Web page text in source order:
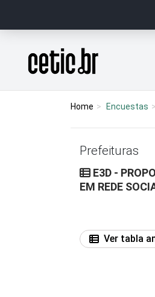
Página inicial
Home Encuestas
Prefeituras
E3D -
EM REDE
Ver tabla